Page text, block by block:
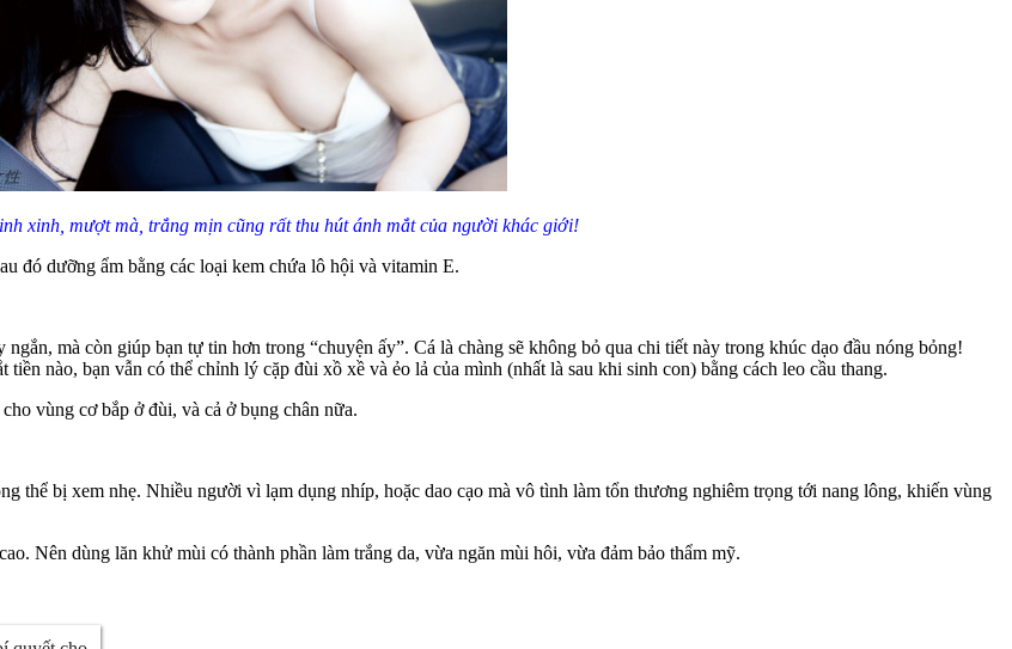
xinh, mượt mà, trắng mịn cũng rất thu hút ánh mắt của người khác giới!
đó dưỡng ẩm bằng các loại kem chứa lô hội và vitamin E.
mà còn giúp bạn tự tin hơn trong “chuyện ấy”. Cá là chàng sẽ không bỏ qua chi tiết này trong khúc dạo đầu nóng bỏng!
nào, bạn vẫn có thể chỉnh lý cặp đùi xồ xề và ẻo lả của mình (nhất là sau khi sinh con) bằng cách leo cầu thang.
vùng cơ bắp ở đùi, và cả ở bụng chân nữa.
thể bị xem nhẹ. Nhiều người vì lạm dụng nhíp, hoặc dao cạo mà vô tình làm tổn thương nghiêm trọng tới nang lông, khiến vùng
Nên dùng lăn khử mùi có thành phần làm trắng da, vừa ngăn mùi hôi, vừa đảm bảo thẩm mỹ.